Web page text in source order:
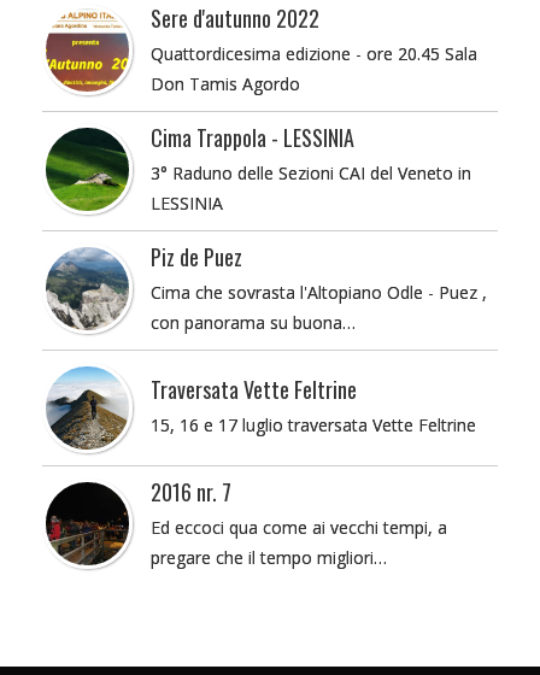
Sere d'autunno 2022
Quattordicesima edizione - ore 20.45 Sala
Don Tamis Agordo
Cima Trappola - LESSINIA
3° Raduno delle Sezioni CAI del Veneto in
LESSINIA
Piz de Puez
Cima che sovrasta l'Altopiano Odle - Puez ,
con panorama su buona…
Traversata Vette Feltrine
15, 16 e 17 luglio traversata Vette Feltrine
2016 nr. 7
Ed eccoci qua come ai vecchi tempi, a
pregare che il tempo migliori…